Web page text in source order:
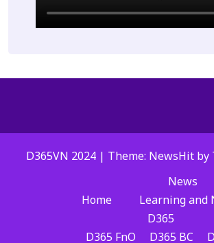
D365VN 2024 | Theme: NewsHit by
Home
News
Learning and
D365
D365 FnO
D365 BC